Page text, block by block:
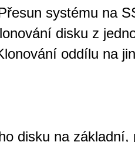
systému na
disku z
oddílu na
disku na základní,